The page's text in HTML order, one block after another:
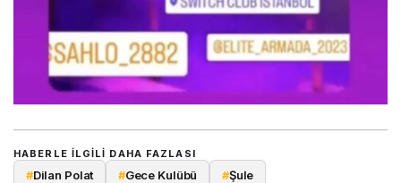
HABERLE ILGILI DAHA FAZLASI
#Dilan Polat #Gece Kulübü #Şule